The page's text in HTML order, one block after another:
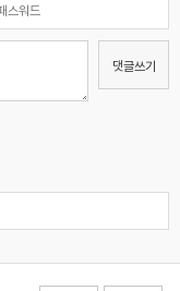
댓글쓰기